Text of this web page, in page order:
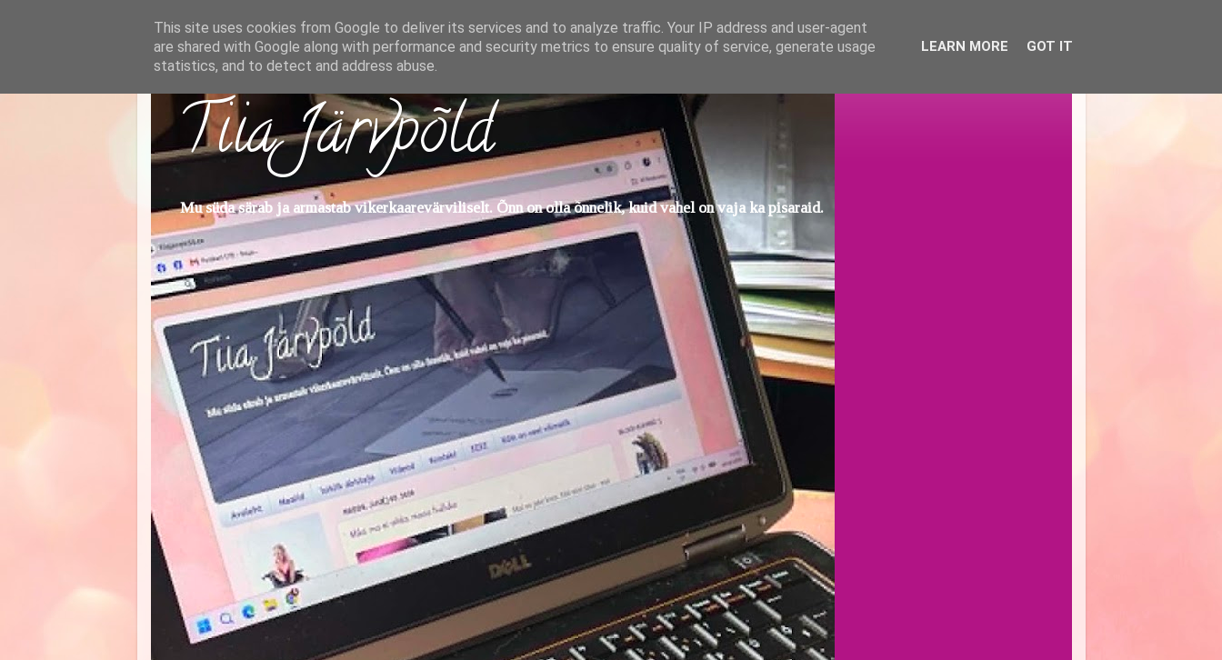
Tiia Järvpõld
Mu süda särab ja armastab vikerkaarevärviliselt. Õnn on olla õnnelik, kuid vahel on vaja ka pisaraid.
This site uses cookies from Google to deliver its services and to analyze traffic. Your IP address and user-agent
are shared with Google along with performance and security metrics to ensure quality of service, generate usage
statistics, and to detect and address abuse.
LEARN MORE GOT IT